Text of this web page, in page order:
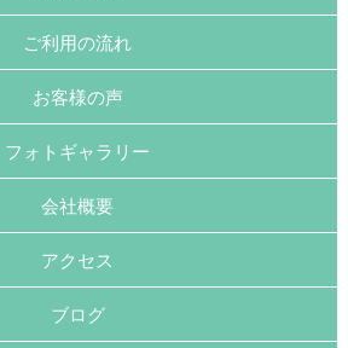
ご利用の流れ
お客様の声
フォトギャラリー
会社概要
アクセス
ブログ